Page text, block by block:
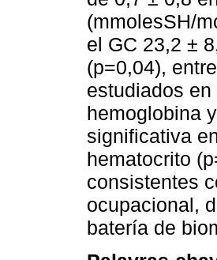
(mmolesSH/
el GC 23,2 ±
(p=0,04),
estudiados
hemoglobina
significativa
hematocrito
consistentes
ocupacional,
batería de